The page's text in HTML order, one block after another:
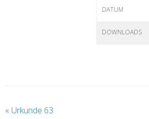
DATUM
DOWNLOADS
« Urkunde 63